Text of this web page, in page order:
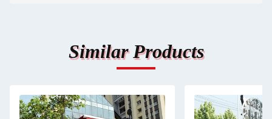
Similar Products